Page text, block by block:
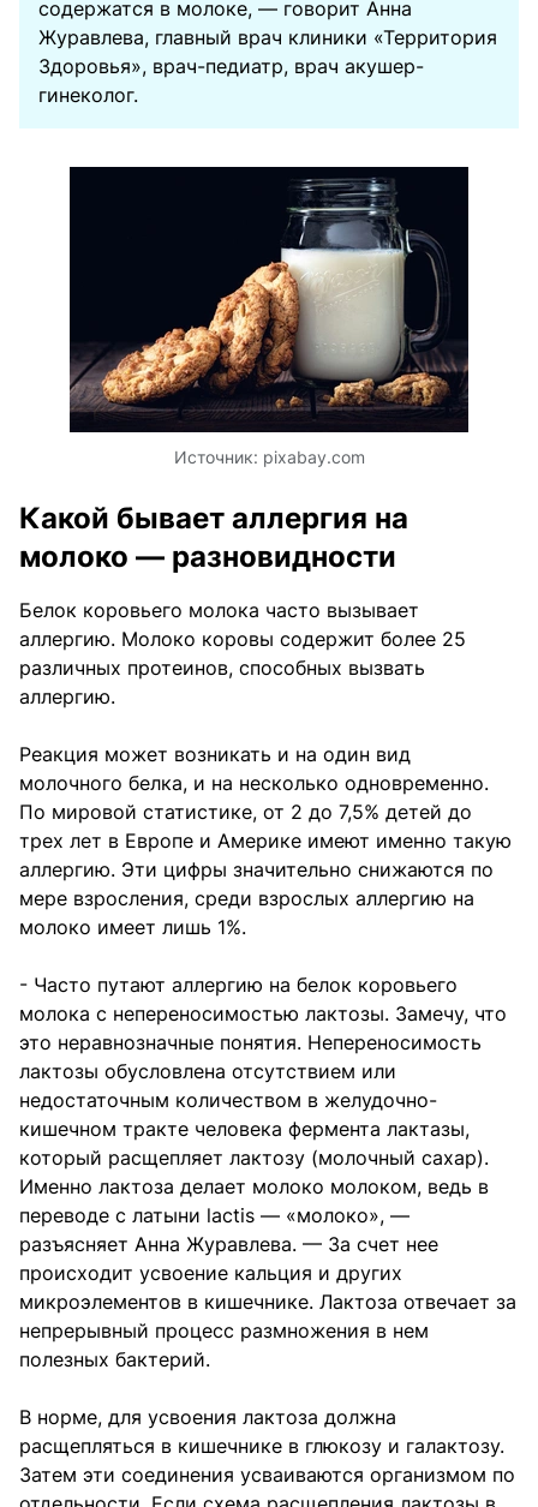
содержатся в молоке, — говорит Анна
Журавлева, главный врач клиники «Территория
Здоровья», врач-педиатр, врач акушер-
гинеколог.
Источник: pixabay.com
Какой бывает аллергия на
молоко — разновидности
Белок коровьего молока часто вызывает
аллергию. Молоко коровы содержит более 25
различных протеинов, способных вызвать
аллергию.
Реакция может возникать и на один вид
молочного белка, и на несколько одновременно.
По мировой статистике, от 2 до 7,5% детей до
трех лет в Европе и Америке имеют именно такую
аллергию. Эти цифры значительно снижаются по
мере взросления, среди взрослых аллергию на
молоко имеет лишь 1%.
- Часто путают аллергию на белок коровьего
молока с непереносимостью лактозы. Замечу, что
это неравнозначные понятия. Непереносимость
лактозы обусловлена отсутствием или
недостаточным количеством в желудочно-
кишечном тракте человека фермента лактазы,
который расщепляет лактозу (молочный сахар).
Именно лактоза делает молоко молоком, ведь в
переводе с латыни lactis — «молоко», —
разъясняет Анна Журавлева. — За счет нее
происходит усвоение кальция и других
микроэлементов в кишечнике. Лактоза отвечает за
непрерывный процесс размножения в нем
полезных бактерий.
В норме, для усвоения лактоза должна
расщепляться в кишечнике в глюкозу и галактозу.
Затем эти соединения усваиваются организмом по